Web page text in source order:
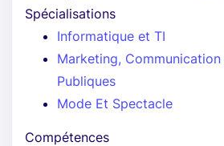
Spécialisations
Informatique et TI
Marketing,
Publiques
Mode Et Spectacle
Compétences